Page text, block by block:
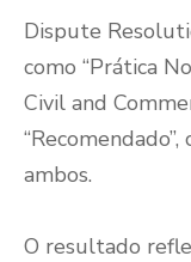
Dispute
como “Prática
Civil and
ambos.
O resultado